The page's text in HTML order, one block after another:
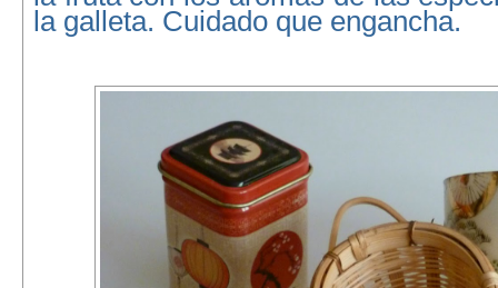
la galleta. Cuidado que engancha.